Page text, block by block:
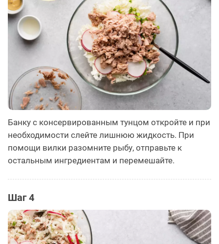
Банку с консервированным тунцом откройте и при
необходимости слейте лишнюю жидкость. При
помощи вилки разомните рыбу, отправьте к
остальным ингредиентам и перемешайте.
Шаг 4